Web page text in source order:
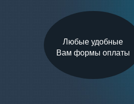
Любые удобные
Вам формы оплаты